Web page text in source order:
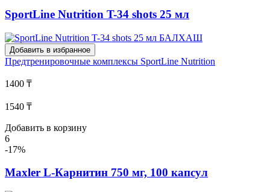
SportLine Nutrition T-34 shots 25 мл
Добавить в избранное
Предтренировочные комплексы SportLine Nutrition
1400 ₸
1540 ₸
Добавить в корзину
6
-17%
Maxler L-Карнитин 750 мг, 100 капсул